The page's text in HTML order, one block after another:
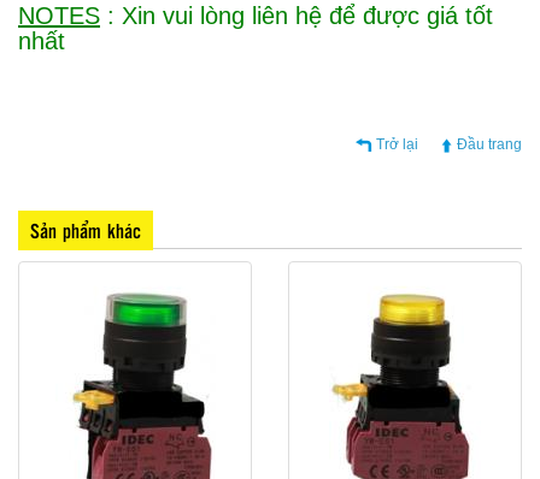
NOTES : Xin vui lòng liên hệ để được giá tốt
nhất
Trở lại Đầu trang
Sản phẩm khác